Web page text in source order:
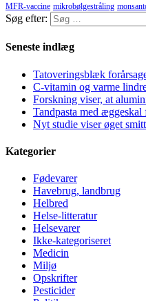
MFR-vaccine mikrobølgestråling
Søg efter:
Seneste indlæg
Tatoveringsblæk
C-vitamin og varme
Forskning viser, at
Tandpasta med
Nyt studie viser øget
Kategorier
Fødevarer
Havebrug, landbrug
Helbred
Helse-litteratur
Helsevarer
Ikke-kategoriseret
Medicin
Miljø
Opskrifter
Pesticider